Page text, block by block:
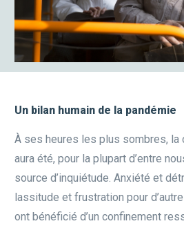
Un bilan humain de la pandémie
À ses heures les plus sombres, la
aura été, pour la plupart d’entre
source d’inquiétude. Anxiété et
lassitude et frustration pour
ont bénéficié d’un confinement